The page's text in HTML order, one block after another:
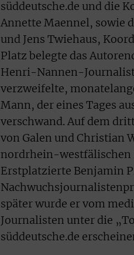
süddeutsche.de und die
Annette Maennel, sowie
und Jens Twiehaus,
Platz belegte das
Henri-Nannen-
verzweifelte,
Mann, der eines Tages
verschwand. Auf dem
von Galen und Christian
nordrhein-westfälischen
Erstplatzierte Benjamin
später wurde er vom
Journalisten unter die
süddeutsche.de